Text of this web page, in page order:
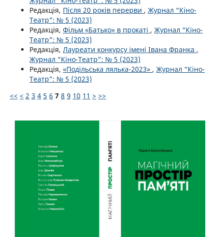
Редакція, Після 20 років перерви , Журнал “Кіно-
Театр”: № 5 (2023)
Редакція, Фільм «Батько» в прокаті , Журнал “Кіно-
Театр”: № 5 (2023)
Редакція, Лауреати конкурсу імені Івана Франка ,
Журнал “Кіно-Театр”: № 5 (2023)
Редакція, «Подільська лялька-2023» , Журнал “Кіно-
Театр”: № 5 (2023)
<< < 2 3 4 5 6 7 8 9 10 11 > >>